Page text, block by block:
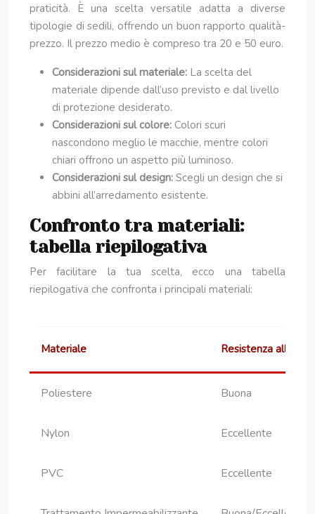
praticità. È una scelta versatile adatta a diverse
tipologie di sedili, offrendo un buon rapporto qualità-
prezzo. Il prezzo medio è compreso tra 20 e 50 euro.
Considerazioni sul materiale: La scelta del
materiale dipende dall’uso previsto e dal livello
di protezione desiderato.
Considerazioni sul colore: Colori scuri
nascondono meglio le macchie, mentre colori
chiari offrono un aspetto più luminoso.
Considerazioni sul design: Scegli un design che si
abbini all’arredamento esistente.
Confronto tra materiali:
tabella riepilogativa
Per facilitare la tua scelta, ecco una tabella
riepilogativa che confronta i principali materiali:
Materiale Resistenza
Poliestere Buona
Nylon Eccellente
PVC Eccellente